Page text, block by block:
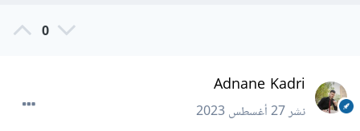
0
Adnane Kadri
نشر27 أغسطس 2023